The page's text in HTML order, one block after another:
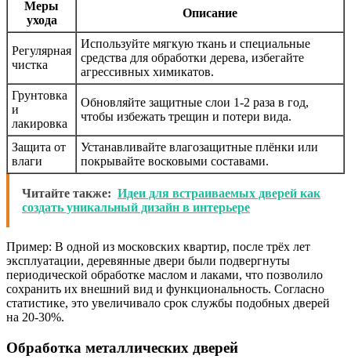
Меры
ухода
Описание
Регулярная
чистка
Используйте мягкую ткань и специальные
средства для обработки дерева, избегайте
агрессивных химикатов.
Грунтовка
и
лакировка
Обновляйте защитные слои 1-2 раза в год,
чтобы избежать трещин и потери вида.
Защита от
влаги
Устанавливайте влагозащитные плёнки или
покрывайте восковыми составами.
Читайте также: Идеи для встраиваемых дверей как
создать уникальный дизайн в интерьере
Пример: В одной из московских квартир, после трёх лет
эксплуатации, деревянные двери были подвергнуты
периодической обработке маслом и лаками, что позволило
сохранить их внешний вид и функциональность. Согласно
статистике, это увеличивало срок службы подобных дверей
на 20-30%.
Обработка металлических дверей